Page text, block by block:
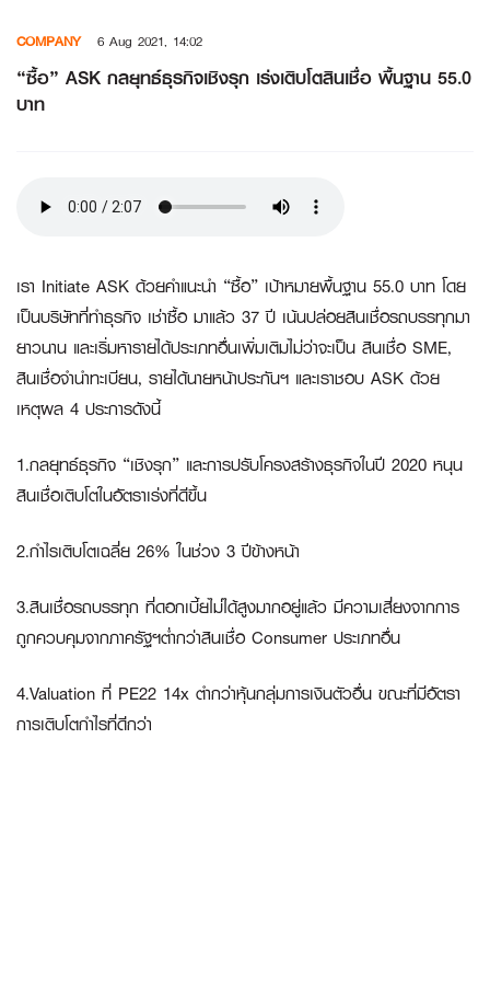
content
COMPANY 6 Aug 2021, 14:02
“ซื้อ” ASK กลยุทธ์ธุรกิจเชิงรุก เร่งเติบโตสินเชื่อ พื้นฐาน 55.0
บาท
เรา Initiate ASK ด้วยคำแนะนำ “ซื้อ” เป้าหมายพื้นฐาน 55.0 บาท โดย
เป็นบริษัทที่ทำธุรกิจ เช่าซื้อ มาแล้ว 37 ปี เน้นปล่อยสินเชื่อรถบรรทุกมา
ยาวนาน และเริ่มหารายได้ประเภทอื่นเพิ่มเติมไม่ว่าจะเป็น สินเชื่อ SME,
สินเชื่อจำนำทะเบียน, รายได้นายหน้าประกันฯ และเราชอบ ASK ด้วย
เหตุผล 4 ประการดังนี้
1.กลยุทธ์ธุรกิจ “เชิงรุก” และการปรับโครงสร้างธุรกิจในปี 2020 หนุน
สินเชื่อเติบโตในอัตราเร่งที่ดีขึ้น
2.กำไรเติบโตเฉลี่ย 26% ในช่วง 3 ปีข้างหน้า
3.สินเชื่อรถบรรทุก ที่ดอกเบี้ยไม่ได้สูงมากอยู่แล้ว มีความเสี่ยงจากการ
ถูกควบคุมจากภาครัฐฯต่ำกว่าสินเชื่อ Consumer ประเภทอื่น
4.Valuation ที่ PE22 14x ตำกว่าหุ้นกลุ่มการเงินตัวอื่น ขณะที่มีอัตรา
การเติบโตกำไรที่ดีกว่า